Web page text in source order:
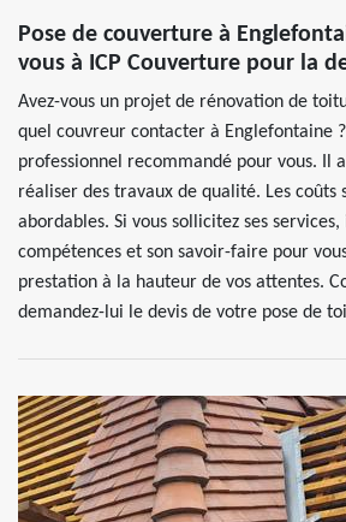
Pose de couverture à
vous à ICP Couverture pour la
Avez-vous un projet de rénovation de
quel couvreur contacter à Englefontaine
professionnel recommandé pour vous. Il
réaliser des travaux de qualité. Les coûts
abordables. Si vous sollicitez ses
compétences et son savoir-faire pour
prestation à la hauteur de vos attentes.
demandez-lui le devis de votre pose de